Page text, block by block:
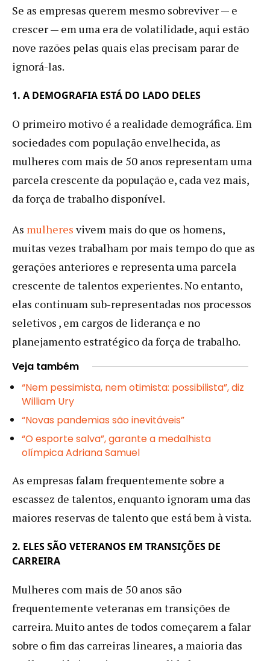
Se as empresas querem mesmo sobreviver — e
crescer — em uma era de volatilidade, aqui estão
nove razões pelas quais elas precisam parar de
ignorá-las.
1. A DEMOGRAFIA ESTÁ DO LADO DELES
O primeiro motivo é a realidade demográfica. Em
sociedades com população envelhecida, as
mulheres com mais de 50 anos representam uma
parcela crescente da população e, cada vez mais,
da força de trabalho disponível.
As mulheres vivem mais do que os homens,
muitas vezes trabalham por mais tempo do que as
gerações anteriores e representa uma parcela
crescente de talentos experientes. No entanto,
elas continuam sub-representadas nos processos
seletivos , em cargos de liderança e no
planejamento estratégico da força de trabalho.
Veja também
“Nem pessimista, nem otimista: possibilista”, diz
William Ury
“Novas pandemias são inevitáveis”
“O esporte salva”, garante a medalhista
olímpica Adriana Samuel
As empresas falam frequentemente sobre a
escassez de talentos, enquanto ignoram uma das
maiores reservas de talento que está bem à vista.
2. ELES SÃO VETERANOS EM TRANSIÇÕES DE
CARREIRA
Mulheres com mais de 50 anos são
frequentemente veteranas em transições de
carreira. Muito antes de todos começarem a falar
sobre o fim das carreiras lineares, a maioria das